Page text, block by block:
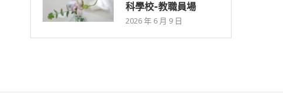
科學校-教職員場
2026 年 6 月 9 日